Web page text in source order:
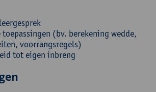
toepassingen (bv. berekening wedde,
voorrangsregels)
tot eigen inbreng